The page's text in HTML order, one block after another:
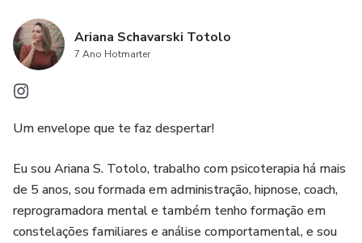
Ariana Schavarski Totolo
7 Ano Hotmarter
Um envelope que te faz despertar!
Eu sou Ariana S. Totolo, trabalho com psicoterapia há mais
de 5 anos, sou formada em administração, hipnose, coach,
reprogramadora mental e também tenho formação em
constelações familiares e análise comportamental, e sou